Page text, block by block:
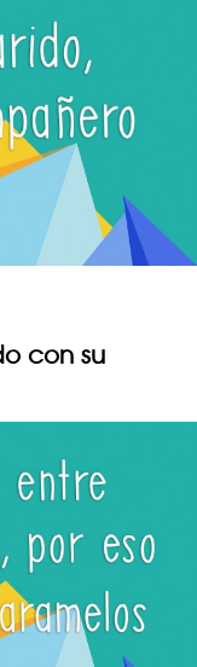
con su